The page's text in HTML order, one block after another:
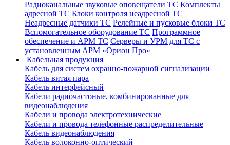
Радиоканальные звуковые оповещатели ТС Комплекты
адресной ТС Блоки контроля неадресной ТС
Неадресные датчики ТС Релейные и пусковые блоки ТС
Вспомогательное оборудование ТС Программное
обеспечение и АРМ ТС Серверы и УРМ для ТС с
установленным АРМ «Орион Про»
Кабельная продукция
Кабель для систем охранно-пожарной сигнализации
Кабель витая пара
Кабель интерфейсный
Кабели радиочастоные, комбинированные для
видеонаблюдения
Кабели и провода электротехнические
Кабели и провода телефонные распределительные
Кабель видеонаблюдения
Кабель волоконно-оптический